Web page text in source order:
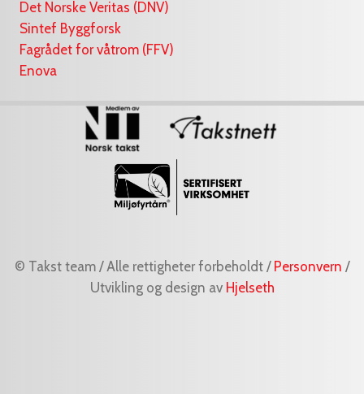
Det Norske Veritas (DNV)
Sintef Byggforsk
Fagrådet for våtrom (FFV)
Enova
© Takst team / Alle rettigheter forbeholdt / Personvern /
Utvikling og design av Hjelseth